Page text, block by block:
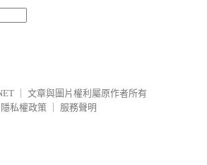
文章與圖片權利屬原作者所有
隱私權政策
服務聲明